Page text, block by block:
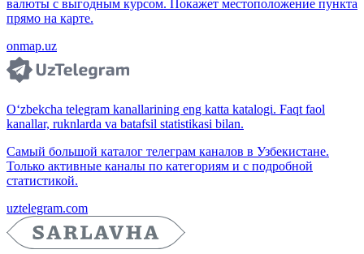
валюты с выгодным курсом. Покажет местоположение пункта
прямо на карте.
onmap.uz
O‘zbekcha telegram kanallarining eng katta katalogi. Faqt faol
kanallar, ruknlarda va batafsil statistikasi bilan.
Самый большой каталог телеграм каналов в Узбекистане.
Только активные каналы по категориям и с подробной
статистикой.
uztelegram.com